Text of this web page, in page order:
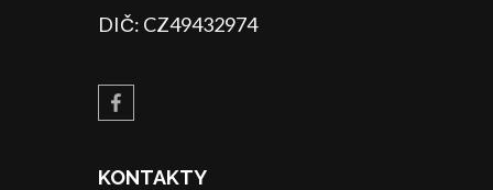
DIČ: CZ49432974
KONTAKTY